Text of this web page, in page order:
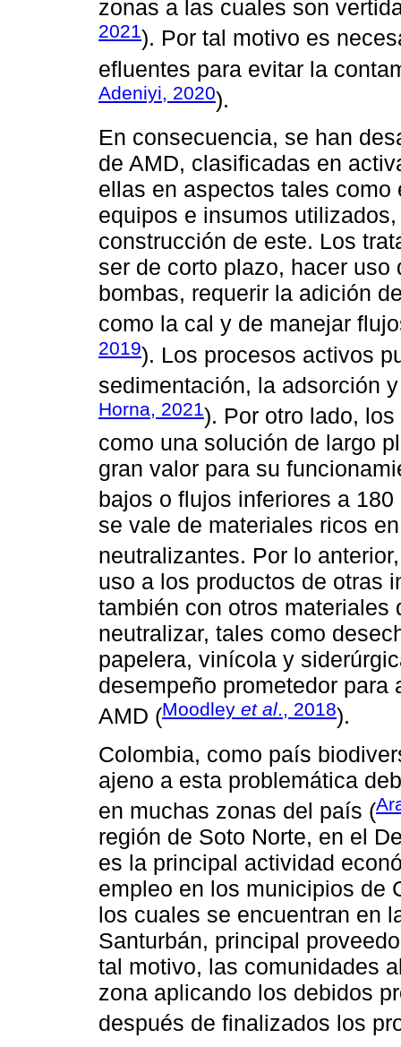
zonas a las cuales son
2021). Por tal motivo es
efluentes para evitar la
Adeniyi, 2020).
En consecuencia, se han
de AMD, clasificadas en
ellas en aspectos tales
equipos e insumos
construcción de este. Los
ser de corto plazo, hacer
bombas, requerir la adición
como la cal y de manejar
2019). Los procesos activos
sedimentación, la adsorción
Horna, 2021). Por otro lado,
como una solución de largo
gran valor para su
bajos o flujos inferiores a 180
se vale de materiales ricos
neutralizantes. Por lo
uso a los productos de otras
también con otros materiales
neutralizar, tales como
papelera, vinícola y
desempeño prometedor
AMD (Moodley et al., 2018).
Colombia, como país
ajeno a esta problemática
en muchas zonas del país (
región de Soto Norte, en el
es la principal actividad
empleo en los municipios de
los cuales se encuentran en
Santurbán, principal
tal motivo, las comunidades
zona aplicando los debidos
después de finalizados los